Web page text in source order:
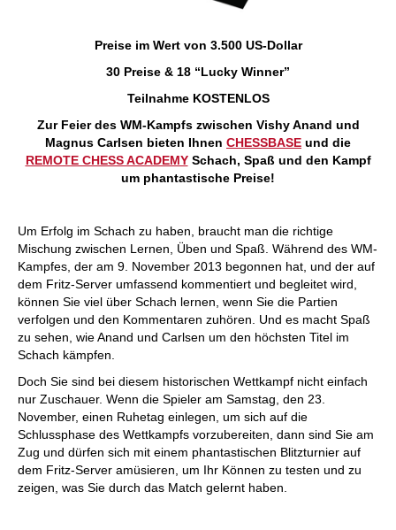
Preise im Wert von 3.500 US-Dollar
30 Preise & 18 “Lucky Winner”
Teilnahme KOSTENLOS
Zur Feier des WM-Kampfs zwischen Vishy Anand und
Magnus Carlsen bieten Ihnen CHESSBASE und die
REMOTE CHESS ACADEMYSchach, Spaß und den Kampf
um phantastische Preise!
Um Erfolg im Schach zu haben, braucht man die richtige
Mischung zwischen Lernen, Üben und Spaß. Während des WM-
Kampfes, der am 9. November 2013 begonnen hat, und der auf
dem Fritz-Server umfassend kommentiert und begleitet wird,
können Sie viel über Schach lernen, wenn Sie die Partien
verfolgen und den Kommentaren zuhören. Und es macht Spaß
zu sehen, wie Anand und Carlsen um den höchsten Titel im
Schach kämpfen.
Doch Sie sind bei diesem historischen Wettkampf nicht einfach
nur Zuschauer. Wenn die Spieler am Samstag, den 23.
November, einen Ruhetag einlegen, um sich auf die
Schlussphase des Wettkampfs vorzubereiten, dann sind Sie am
Zug und dürfen sich mit einem phantastischen Blitzturnier auf
dem Fritz-Server amüsieren, um Ihr Können zu testen und zu
zeigen, was Sie durch das Match gelernt haben.